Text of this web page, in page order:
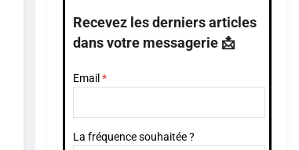
Recevez les derniers articles
dans votre messagerie 📩
Email
La fréquence souhaitée ?